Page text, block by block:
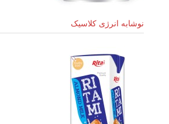
نوشابه انرژی کلاسیک